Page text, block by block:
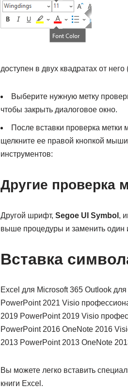
доступен в двух квадратах от
Выберите нужную метку
чтобы закрыть диалоговое окно.
После вставки проверка метки
щелкните ее правой кнопкой
инструментов:
Другие проверка
Другой шрифт, Segoe UI Symbol ,
выше процедуры и заменить один
Вставка
Excel для Microsoft 365 Outlook
PowerPoint 2021 Visio
2019 PowerPoint 2019 Visio
PowerPoint 2016 OneNote 2016
2013 PowerPoint 2013 OneNote
Вы можете легко вставить
книги Excel.